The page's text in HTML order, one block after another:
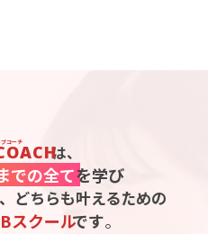
ブコーチ
は、
での全てを学び
どちらも叶えるための
スクールです。